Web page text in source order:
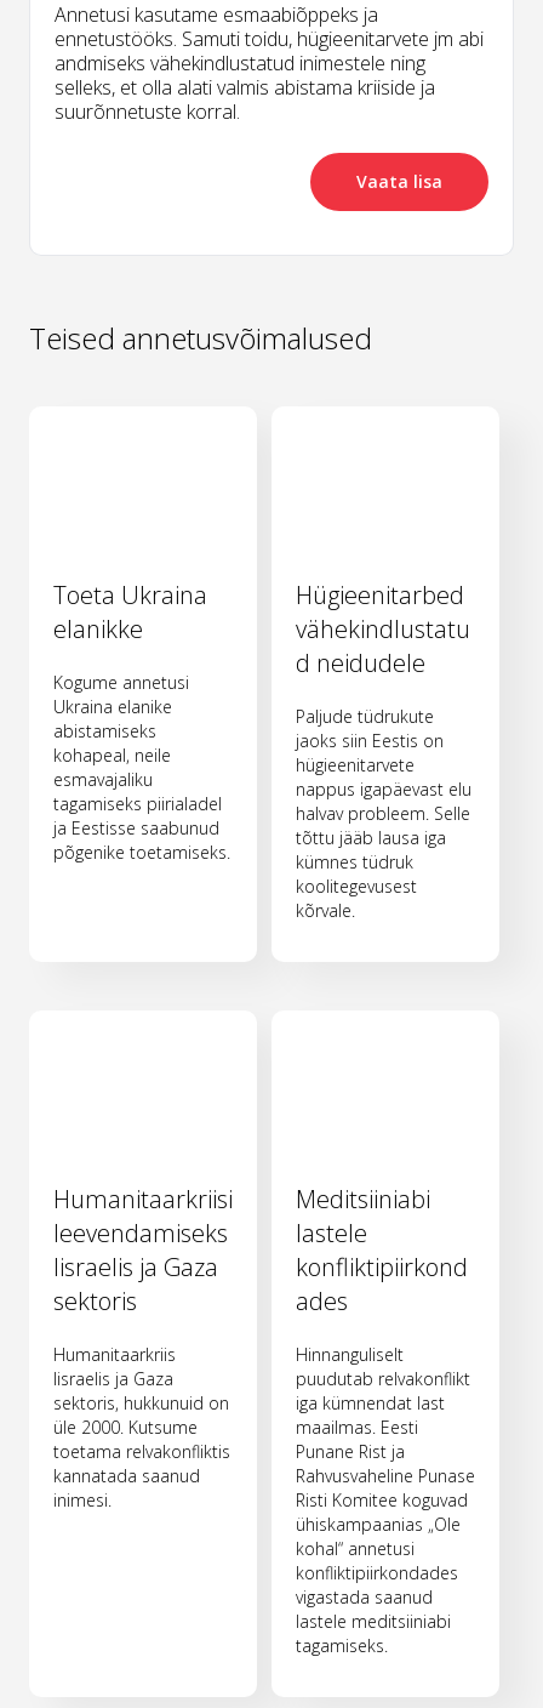
Annetusi kasutame esmaabiõppeks ja
ennetustööks. Samuti toidu, hügieenitarvete jm abi
andmiseks vähekindlustatud inimestele ning
selleks, et olla alati valmis abistama kriiside ja
suurõnnetuste korral.
Vaata lisa
Teised annetusvõimalused
Toeta Ukraina
elanikke
Kogume annetusi
Ukraina elanike
abistamiseks
kohapeal, neile
esmavajaliku
tagamiseks piirialadel
ja Eestisse saabunud
põgenike toetamiseks.
Hügieenitarbed
vähekindlustatu
d neidudele
Paljude tüdrukute
jaoks siin Eestis on
hügieenitarvete
nappus igapäevast elu
halvav probleem. Selle
tõttu jääb lausa iga
kümnes tüdruk
koolitegevusest
kõrvale.
Humanitaarkriisi
leevendamiseks
Iisraelis ja Gaza
sektoris
Humanitaarkriis
Iisraelis ja Gaza
sektoris, hukkunuid on
üle 2000. Kutsume
toetama relvakonfliktis
kannatada saanud
inimesi.
Meditsiiniabi
lastele
konfliktipiirkond
ades
Hinnanguliselt
puudutab relvakonflikt
iga kümnendat last
maailmas. Eesti
Punane Rist ja
Rahvusvaheline Punase
Risti Komitee koguvad
ühiskampaanias „Ole
kohal“ annetusi
konfliktipiirkondades
vigastada saanud
lastele meditsiiniabi
tagamiseks.